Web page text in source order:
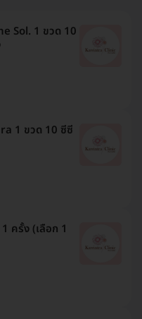
Sol. 1 ขวด 10
1 ขวด 10 ซีซี
ครั้ง (เลือก 1